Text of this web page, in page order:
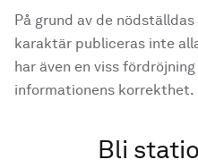
På grund av de
karaktär publiceras inte
har även en viss
informationens korrekthet.
Bli